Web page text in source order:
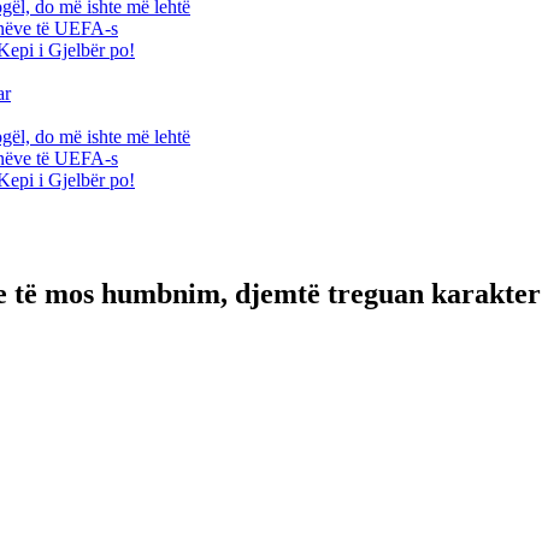
do më ishte më lehtë
të UEFA-s
i Gjelbër po!
do më ishte më lehtë
të UEFA-s
i Gjelbër po!
mos humbnim, djemtë treguan karakter